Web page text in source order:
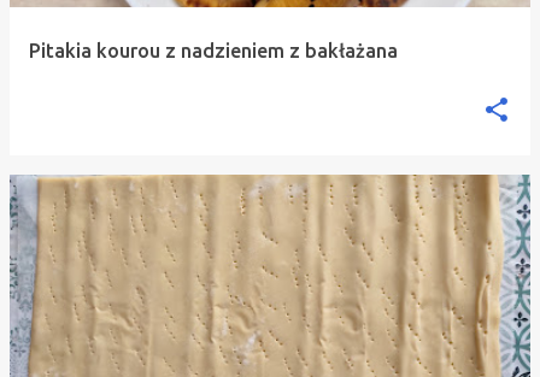
Pitakia kourou z nadzieniem z bakłażana